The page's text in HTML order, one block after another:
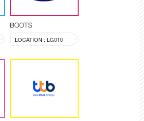
BOOTS
LOCATION : LG010